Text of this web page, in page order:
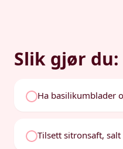
Slik gjør du:
Ha basilikumblader
Tilsett sitronsaft,